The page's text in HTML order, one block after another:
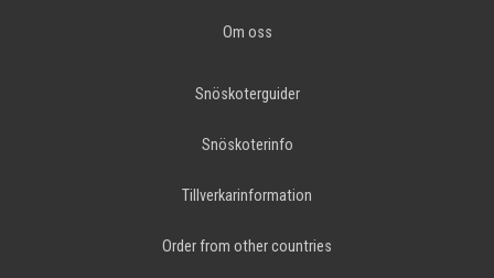
Om oss
Snöskoterguider
Snöskoterinfo
Tillverkarinformation
Order from other countries